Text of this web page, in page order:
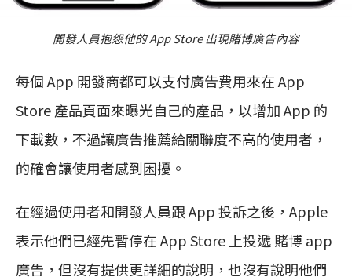
開發人員抱怨他的 App Store 出現賭博廣告內容
每個 App 開發商都可以支付廣告費用來在 App
Store 產品頁面來曝光自己的產品，以增加 App 的
下載數，不過讓廣告推薦給關聯度不高的使用者，
的確會讓使用者感到困擾。
在經過使用者和開發人員跟 App 投訴之後，Apple
表示他們已經先暫停在 App Store 上投遞 賭博 app
廣告，但沒有提供更詳細的說明，也沒有說明他們